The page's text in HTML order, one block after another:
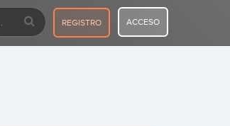
REGISTRO ACCESO